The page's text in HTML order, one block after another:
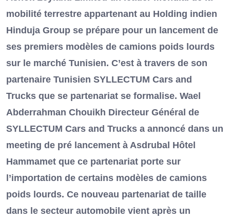
mobilité terrestre appartenant au Holding indien
Hinduja Group se prépare pour un lancement de
ses premiers modèles de camions poids lourds
sur le marché Tunisien. C’est à travers de son
partenaire Tunisien SYLLECTUM Cars and
Trucks que se partenariat se formalise. Wael
Abderrahman Chouikh Directeur Général de
SYLLECTUM Cars and Trucks a annoncé dans un
meeting de pré lancement à Asdrubal Hôtel
Hammamet que ce partenariat porte sur
l’importation de certains modèles de camions
poids lourds. Ce nouveau partenariat de taille
dans le secteur automobile vient après un